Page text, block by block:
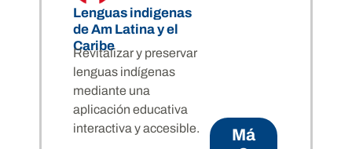
Lenguas indigenas
de Am Latina y el
Caribe
Revitalizar y preservar
lenguas indígenas
mediante una
aplicación educativa
interactiva y accesible.
Má